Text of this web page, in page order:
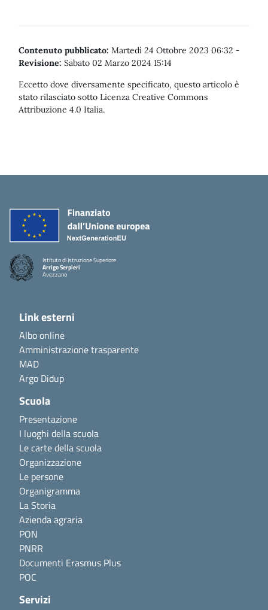
Contenuto pubblicato: Martedì 24 Ottobre 2023 06:32 -
Revisione: Sabato 02 Marzo 2024 15:14
Eccetto dove diversamente specificato, questo articolo è
stato rilasciato sotto Licenza Creative Commons
Attribuzione 4.0 Italia.
Istituto di Istruzione Superiore
Arrigo Serpieri
Avezzano
Link esterni
Albo online
Amministrazione trasparente
MAD
Argo Didup
Scuola
Presentazione
I luoghi della scuola
Le carte della scuola
Organizzazione
Le persone
Organigramma
La Storia
Azienda agraria
PON
PNRR
Documenti Erasmus Plus
POC
Servizi